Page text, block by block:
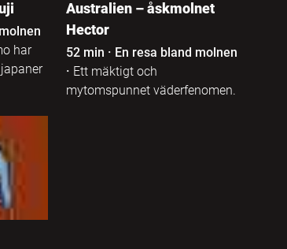
har
Australien – åskmolnet
Hector
52 min · En resa bland molnen
· Ett mäktigt och
mytomspunnet väderfenomen.